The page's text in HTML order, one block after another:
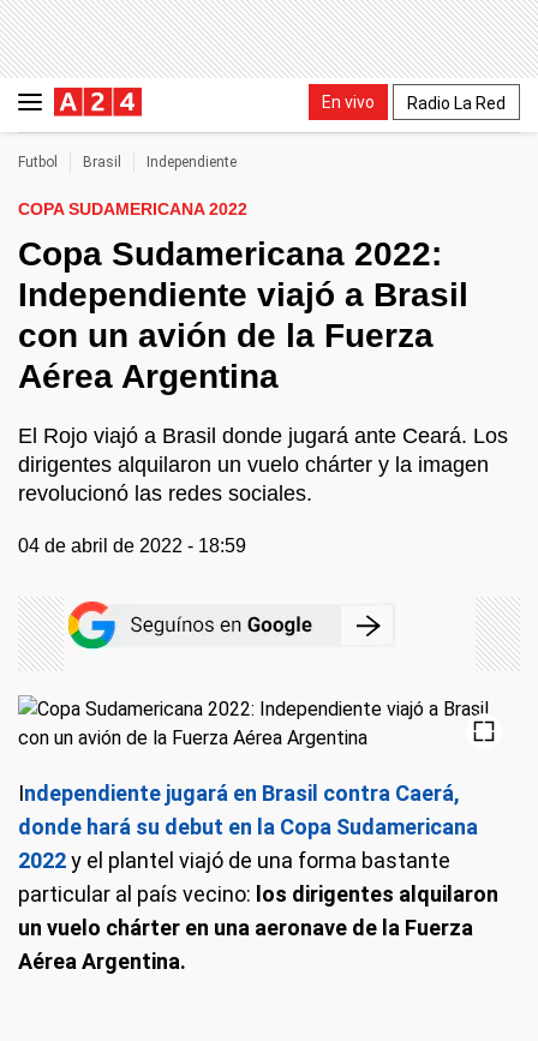
En vivo Radio La Red
Futbol Brasil Independiente
COPA SUDAMERICANA 2022
Copa Sudamericana 2022:
Independiente viajó a Brasil
con un avión de la Fuerza
Aérea Argentina
El Rojo viajó a Brasil donde jugará ante Ceará. Los
dirigentes alquilaron un vuelo chárter y la imagen
revolucionó las redes sociales.
04 de abril de 2022 - 18:59
Independiente jugará en Brasil contra Caerá,
donde hará su debut en la Copa Sudamericana
2022y el plantel viajó de una forma bastante
particular al país vecino: los dirigentes alquilaron
un vuelo chárter en una aeronave de la Fuerza
Aérea Argentina.